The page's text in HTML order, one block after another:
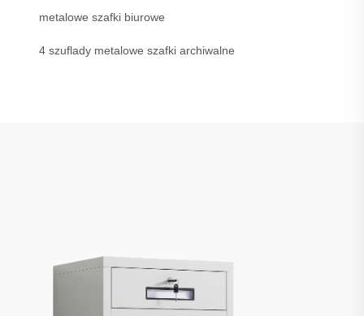
metalowe szafki biurowe
4 szuflady metalowe szafki archiwalne